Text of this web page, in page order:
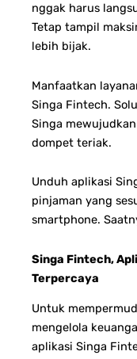
nggak harus
Tetap tampil
lebih bijak.
Manfaatkan
Singa Fintech.
Singa
dompet teriak.
Unduh aplikasi
pinjaman yang
smartphone.
Singa Fintech,
Terpercaya
Untuk
mengelola
aplikasi Singa